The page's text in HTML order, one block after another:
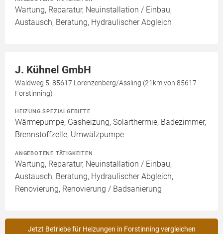
Wartung, Reparatur, Neuinstallation / Einbau,
Austausch, Beratung, Hydraulischer Abgleich
J. Kühnel GmbH
Waldweg 5, 85617 Lorenzenberg/Assling (21km von 85617
Forstinning)
HEIZUNG SPEZIALGEBIETE
Wärmepumpe, Gasheizung, Solarthermie, Badezimmer,
Brennstoffzelle, Umwälzpumpe
ANGEBOTENE TÄTIGKEITEN
Wartung, Reparatur, Neuinstallation / Einbau,
Austausch, Beratung, Hydraulischer Abgleich,
Renovierung, Renovierung / Badsanierung
Jetzt Betriebe für Heizungen in Forstinning vergleichen